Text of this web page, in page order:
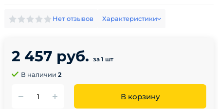
Нет отзывов Характеристики
2 457 руб. за 1 шт
В наличии 2
В корзину